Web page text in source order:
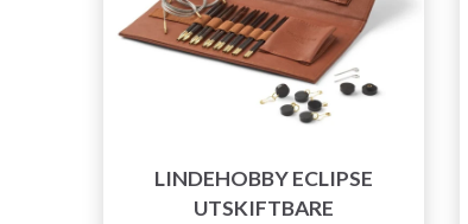
LINDEHOBBY ECLIPSE
UTSKIFTBARE